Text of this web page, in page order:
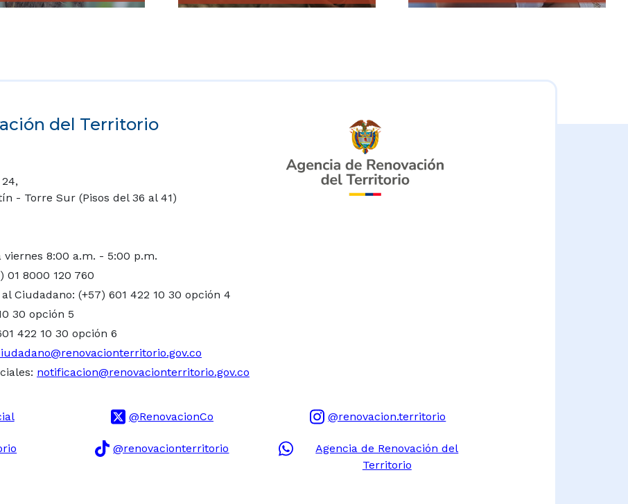
del Territorio
- Torre Sur (Pisos del 36 al 41)
8:00 a.m. - 5:00 p.m.
01 8000 120 760
Ciudadano: (+57) 601 422 10 30 opción 4
30 opción 5
422 10 30 opción 6
notificacion@renovacionterritorio.gov.co
@RenovacionCo @renovacion.territorio
@renovacionterritorio
Agencia de Renovación del
Territorio